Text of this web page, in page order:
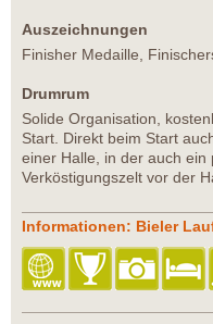
Auszeichnungen
Finisher Medaille,
Drumrum
Solide Organisation,
Start. Direkt beim Start
einer Halle, in der auch ein
Verköstigungszelt vor der
Informationen: Bieler